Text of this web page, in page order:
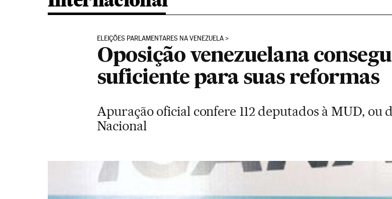
ELEIÇÕES PARLAMENTARES NA VENEZUELA
Oposição venezuelana
suficiente para suas reformas
Apuração oficial confere 112 deputados à MUD, ou
Nacional